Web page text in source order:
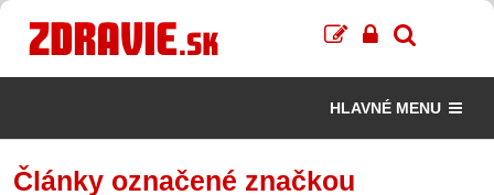
HLAVNÉ MENU
Články označené značkou